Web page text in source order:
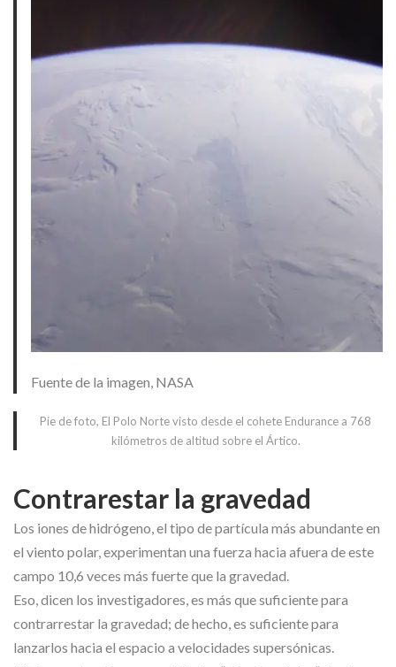
Fuente de la imagen, NASA
Pie de foto, El Polo Norte visto desde el cohete Endurance a 768
kilómetros de altitud sobre el Ártico.
Contrarestar la gravedad
Los iones de hidrógeno, el tipo de partícula más abundante en
el viento polar, experimentan una fuerza hacia afuera de este
campo 10,6 veces más fuerte que la gravedad.
Eso, dicen los investigadores, es más que suficiente para
contrarrestar la gravedad; de hecho, es suficiente para
lanzarlos hacia el espacio a velocidades supersónicas.